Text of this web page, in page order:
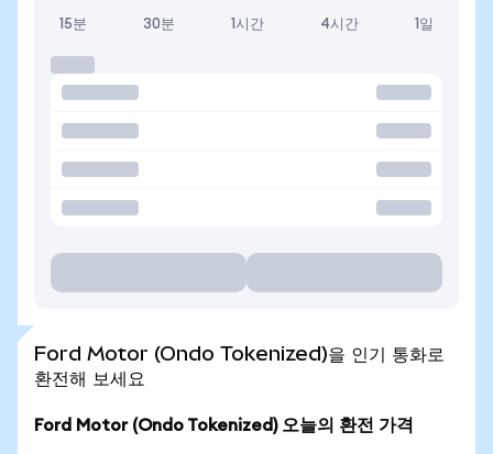
15분 30분 1시간 4시간 1일
Ford Motor (Ondo Tokenized)을 인기 통화로
환전해 보세요
Ford Motor (Ondo Tokenized) 오늘의 환전 가격